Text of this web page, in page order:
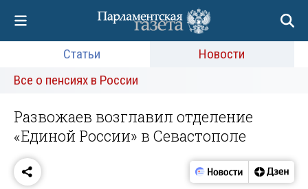
Статьи
Новости
Все о пенсиях в России
Развожаев возглавил отделение
«Единой России» в Севастополе